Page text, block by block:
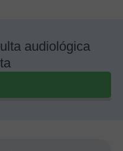
audiológica